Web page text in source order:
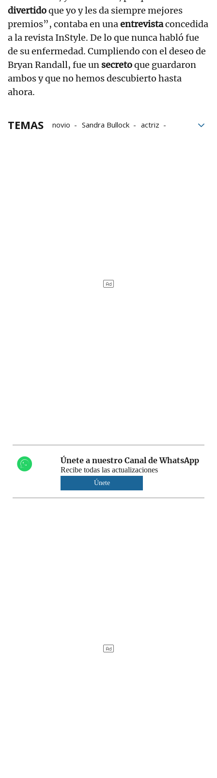
divertidoque yo y les da siempre mejores
premios”, contaba en unaentrevistaconcedida
a la revista InStyle. De lo que nunca habló fue
de su enfermedad. Cumpliendo con el deseo de
Bryan Randall, fue un secretoque guardaron
ambos y que no hemos descubierto hasta
ahora.
TEMAS novio Sandra Bullock
actriz
Únete a nuestro Canal de WhatsApp
Recibe todas las actualizaciones
Únete